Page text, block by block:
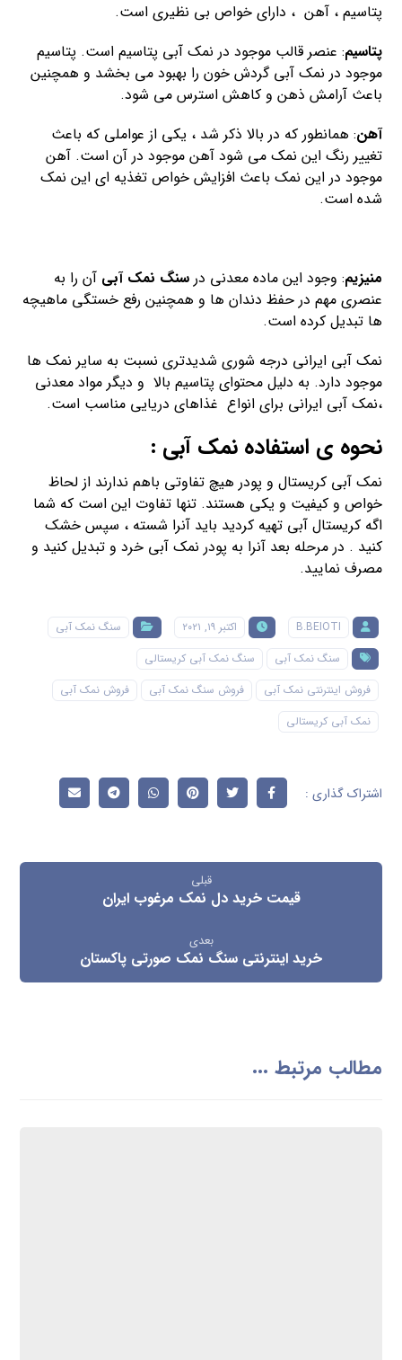
پتاسیم ، آهن ، دارای خواص بی نظیری است.
پتاسیم: عنصر قالب موجود در نمک آبی پتاسیم است. پتاسیم
موجود در نمک آبی گردش خون را بهبود می بخشد و همچنین
باعث آرامش ذهن و کاهش استرس می شود.
آهن: همانطور که در بالا ذکر شد ، یکی از عواملی که باعث
تغییر رنگ این نمک می شود آهن موجود در آن است. آهن
موجود در این نمک باعث افزایش خواص تغذیه ای این نمک
شده است.
منیزیم: وجود این ماده معدنی درسنگ نمک آبی آن را به
عنصری مهم در حفظ دندان ها و همچنین رفع خستگی ماهیچه
ها تبدیل کرده است.
نمک آبی ایرانی درجه شوری شدیدتری نسبت به سایر نمک ها
موجود دارد. به دلیل محتوای پتاسیم بالا و دیگر مواد معدنی
،نمک آبی ایرانی برای انواع غذاهای دریایی مناسب است.
نحوه ی استفاده نمک آبی :
نمک آبی کریستال و پودر هیچ تفاوتی باهم ندارند از لحاظ
خواص و کیفیت و یکی هستند. تنها تفاوت این است که شما
اگه کریستال آبی تهیه کردید باید آنرا شسته ، سپس خشک
کنید . در مرحله بعد آنرا به پودر نمک آبی خرد و تبدیل کنید و
مصرف نمایید.
B.BEIOTI اکتبر ۱۹, ۲۰۲۱
سنگ نمک آبی
سنگ نمک آبی
سنگ نمک آبی کریستالی
فروش اینترنتی نمک آبی
فروش سنگ نمک آبی
فروش نمک آبی
نمک آبی کریستالی
قبلی
قیمت خرید دل نمک مرغوب ایران
بعدی
خرید اینترنتی سنگ نمک صورتی پاکستان
مطالب مرتبط ...